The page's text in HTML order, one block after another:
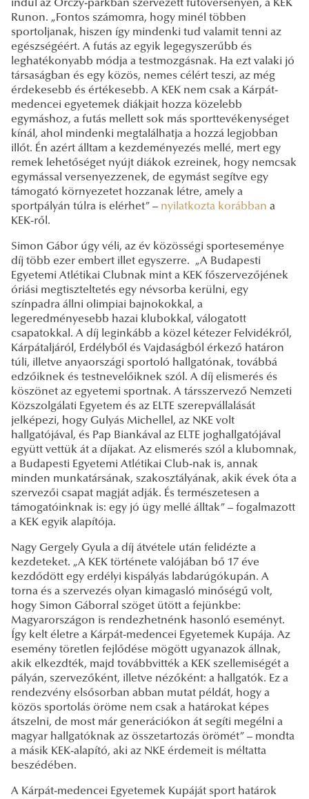
indul az Orczy-parkban szervezett futóversenyen, a KEK
Runon. „Fontos számomra, hogy minél többen
sportoljanak, hiszen így mindenki tud valamit tenni az
egészségéért. A futás az egyik legegyszerűbb és
leghatékonyabb módja a testmozgásnak. Ha ezt valaki jó
társaságban és egy közös, nemes célért teszi, az még
érdekesebb és értékesebb. A KEK nem csak a Kárpát-
medencei egyetemek diákjait hozza közelebb
egymáshoz, a futás mellett sok más sporttevékenységet
kínál, ahol mindenki megtalálhatja a hozzá legjobban
illőt. Én azért álltam a kezdeményezés mellé, mert egy
remek lehetőséget nyújt diákok ezreinek, hogy nemcsak
egymással versenyezzenek, de egymást segítve egy
támogató környezetet hozzanak létre, amely a
sportpályán túlra is elérhet” – nyilatkozta korábban a
KEK-ről.
Simon Gábor úgy véli, az év közösségi sporteseménye
díj több ezer embert illet egyszerre. „A Budapesti
Egyetemi Atlétikai Clubnak mint a KEK főszervezőjének
óriási megtiszteltetés egy névsorba kerülni, egy
színpadra állni olimpiai bajnokokkal, a
legeredményesebb hazai klubokkal, válogatott
csapatokkal. A díj leginkább a közel kétezer Felvidékről,
Kárpátaljáról, Erdélyből és Vajdaságból érkező határon
túli, illetve anyaországi sportoló hallgatónak, továbbá
edzőiknek és testnevelőiknek szól. A díj elismerés és
köszönet az egyetemi sportnak. A társszervező Nemzeti
Közszolgálati Egyetem és az ELTE szerepvállalását
jelképezi, hogy Gulyás Michellel, az NKE volt
hallgatójával, és Pap Biankával az ELTE joghallgatójával
együtt vettük át a díjakat. Az elismerés szól a klubomnak,
a Budapesti Egyetemi Atlétikai Club-nak is, annak
minden munkatársának, szakosztályának, akik évek óta a
szervezői csapat magját adják. És természetesen a
támogatóinknak is: egy jó ügy mellé álltak” – fogalmazott
a KEK egyik alapítója.
Nagy Gergely Gyula a díj átvétele után felidézte a
kezdeteket. „A KEK története valójában bő 17 éve
kezdődött egy erdélyi kispályás labdarúgókupán. A
torna és a szervezés olyan kimagasló minőségű volt,
hogy Simon Gáborral szöget ütött a fejünkbe:
Magyarországon is rendezhetnénk hasonló eseményt.
Így kelt életre a Kárpát-medencei Egyetemek Kupája. Az
esemény töretlen fejlődése mögött ugyanazok állnak,
akik elkezdték, majd továbbvitték a KEK szellemiségét a
pályán, szervezőként, illetve nézőként: a hallgatók. Ez a
rendezvény elsősorban abban mutat példát, hogy a
közös sportolás öröme nem csak a határokat képes
átszelni, de most már generációkon át segíti megélni a
magyar hallgatóknak az összetartozás örömét” – mondta
a másik KEK-alapító, aki az NKE érdemeit is méltatta
beszédében.
A Kárpát-medencei Egyetemek Kupáját sport határok